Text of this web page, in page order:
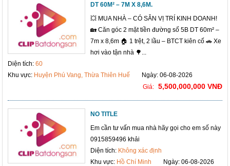
DT 60M² – 7M X 8,6M.
💥 MUA NHÀ – CÓ SẴN VỊ TRÍ KINH DOANH!
🏡 Căn góc 2 mặt tiền đường số 5B DT 60m² –
7m x 8,6m 🏠 1 trệt, 2 lầu – BTCT kiên cố 🚗 Xe
hơi vào tận nhà 🌳...
Diện tích:60
Khu vực: Huyện Phú Vang, Thừa Thiên Huế
Ngày: 06-08-2026
Giá: 5,500,000,000 VNĐ
NO TITLE
Em cần tư vấn mua nhà hãy gọi cho em số này
0915859496 khải
Diện tích: Không xác định
Khu vực: Hồ Chí Minh
Ngày: 06-08-2026